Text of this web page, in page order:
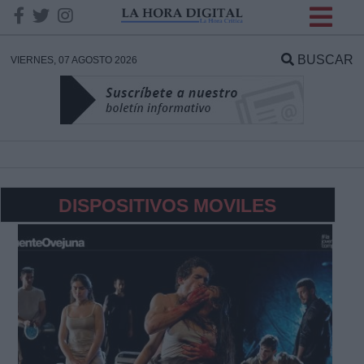
VIERNES, 07 AGOSTO 2026 BUSCAR
DISPOSITIVOS MOVILES
DATOS
Responsable:
Legitimación:
Destinatarios: